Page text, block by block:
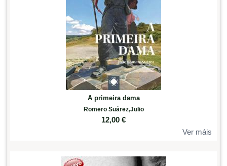
A primeira dama
Romero Suárez,Julio
12,00 €
Ver máis